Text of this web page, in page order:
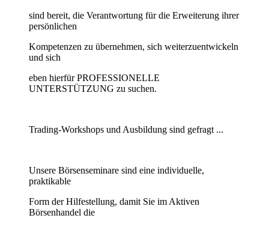
sind bereit, die Verantwortung für die Erweiterung ihrer
persönlichen
Kompetenzen zu übernehmen, sich weiterzuentwickeln
und sich
eben hierfür PROFESSIONELLE
UNTERSTÜTZUNG zu suchen.
Trading-Workshops und Ausbildung sind gefragt ...
Unsere Börsenseminare sind eine individuelle,
praktikable
Form der Hilfestellung, damit Sie im Aktiven
Börsenhandel die